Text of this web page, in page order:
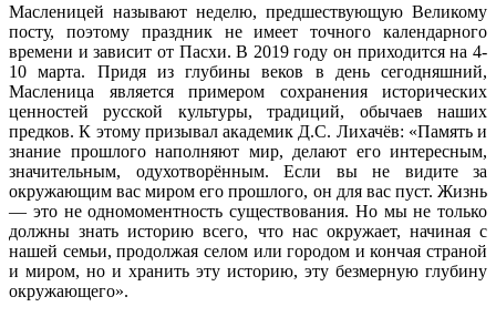
Масленицей называют неделю, предшествующую Великому
посту, поэтому праздник не имеет точного календарного
времени и зависит от Пасхи. В 2019 году он приходится на 4-
10 марта. Придя из глубины веков в день сегодняшний,
Масленица является примером сохранения исторических
ценностей русской культуры, традиций, обычаев наших
предков. К этому призывал академик Д.С. Лихачёв: «Память и
знание прошлого наполняют мир, делают его интересным,
значительным, одухотворённым. Если вы не видите за
окружающим вас миром его прошлого, он для вас пуст. Жизнь
— это не одномоментность существования. Но мы не только
должны знать историю всего, что нас окружает, начиная с
нашей семьи, продолжая селом или городом и кончая страной
и миром, но и хранить эту историю, эту безмерную глубину
окружающего».